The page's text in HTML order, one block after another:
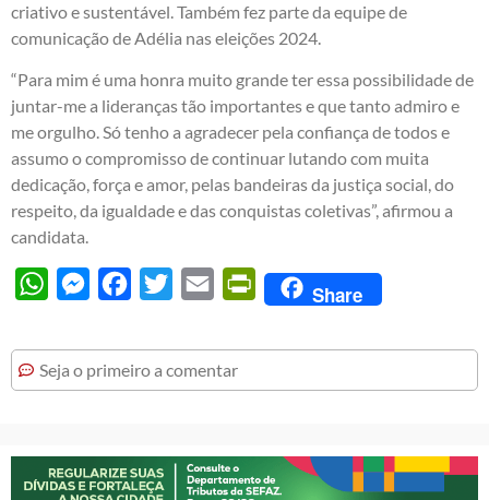
criativo e sustentável. Também fez parte da equipe de
comunicação de Adélia nas eleições 2024.
“Para mim é uma honra muito grande ter essa possibilidade de
juntar-me a lideranças tão importantes e que tanto admiro e
me orgulho. Só tenho a agradecer pela confiança de todos e
assumo o compromisso de continuar lutando com muita
dedicação, força e amor, pelas bandeiras da justiça social, do
respeito, da igualdade e das conquistas coletivas”, afirmou a
candidata.
WhatsAppMessengerFacebook
Twitter Email PrintFriendly
Share
Seja o primeiro a comentar